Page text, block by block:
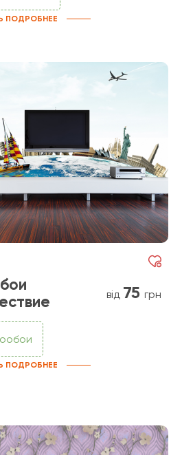
ПОДРОБНЕЕ
від 75 грн
ПОДРОБНЕЕ